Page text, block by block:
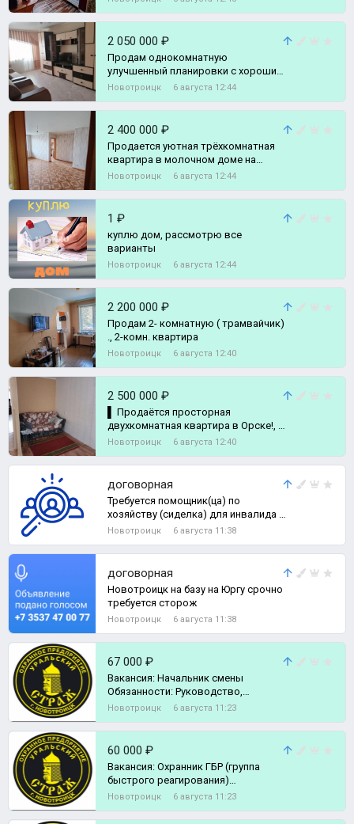
2 050 000 ₽
Продам однокомнатную
улучшенный планировки с хорошим
ремонтом., 1-комн. квартира
Новотроицк 6 августа 12:44
2 400 000 ₽
Продается уютная трёхкомнатная
квартира в молочном доме на
третьем этаже., 3-комн. квартира
Новотроицк 6 августа 12:44
1 ₽
куплю дом, рассмотрю все
варианты
Новотроицк 6 августа 12:44
2 200 000 ₽
Продам 2- комнатную ( трамвайчик)
., 2-комн. квартира
Новотроицк 6 августа 12:40
2 500 000 ₽
▌ Продаётся просторная
двухкомнатная квартира в Орске!, 2-
комн. квартира
Новотроицк 6 августа 12:40
договорная
Требуется помощник(ца) по
хозяйству (сиделка) для инвалида с
детства,не лежачий.
Новотроицк 6 августа 11:38
договорная
Новотроицк на базу на Юргу срочно
требуется сторож
Новотроицк 6 августа 11:38
67 000 ₽
Вакансия: Начальник смены
Обязанности: Руководство,
контроль и организация работы за
Новотроицк 6 августа 11:23
60 000 ₽
Вакансия: Охранник ГБР (группа
быстрого реагирования)
Обязанности: Реагирования на
Новотроицк 6 августа 11:23